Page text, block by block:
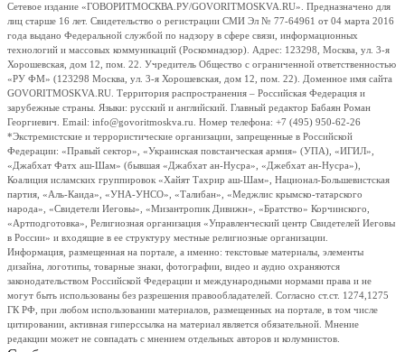
Сетевое издание «ГОВОРИТМОСКВА.РУ/GOVORITMOSKVA.RU». Предназначено для
лиц старше 16 лет. Свидетельство о регистрации СМИ Эл № 77-64961 от 04 марта 2016
года выдано Федеральной службой по надзору в сфере связи, информационных
технологий и массовых коммуникаций (Роскомнадзор). Адрес: 123298, Москва, ул. 3-я
Хорошевская, дом 12, пом. 22. Учредитель Общество с ограниченной ответственностью
«РУ ФМ» (123298 Москва, ул. 3-я Хорошевская, дом 12, пом. 22). Доменное имя сайта
GOVORITMOSKVA.RU. Территория распространения – Российская Федерация и
зарубежные страны. Языки: русский и английский. Главный редактор Бабаян Роман
Георгиевич. Email: info@govoritmoskva.ru. Номер телефона: +7 (495) 950-62-26
*Экстремистские и террористические организации, запрещенные в Российской
Федерации: «Правый сектор», «Украинская повстанческая армия» (УПА), «ИГИЛ»,
«Джабхат Фатх аш-Шам» (бывшая «Джабхат ан-Нусра», «Джебхат ан-Нусра»),
Коалиция исламских группировок «Хайят Тахрир аш-Шам», Национал-Большевистская
партия, «Аль-Каида», «УНА-УНСО», «Талибан», «Меджлис крымско-татарского
народа», «Свидетели Иеговы», «Мизантропик Дивижн», «Братство» Корчинского,
«Артподготовка», Религиозная организация «Управленческий центр Свидетелей Иеговы
в России» и входящие в ее структуру местные религиозные организации.
Информация, размещенная на портале, а именно: текстовые материалы, элементы
дизайна, логотипы, товарные знаки, фотографии, видео и аудио охраняются
законодательством Российской Федерации и международными нормами права и не
могут быть использованы без разрешения правообладателей. Согласно ст.ст. 1274,1275
ГК РФ, при любом использовании материалов, размещенных на портале, в том числе
цитировании, активная гиперссылка на материал является обязательной. Мнение
редакции может не совпадать с мнением отдельных авторов и колумнистов.